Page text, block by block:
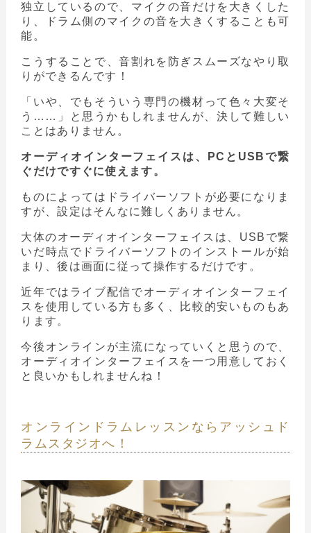
独立しているので、マイクの音だけを大きくした
り、ドラム側のマイクの音を大きくすることも可
能。
こうすることで、音割れを防ぎスムーズなやり取
りができるんです！
「いや、でもそういう専門の機材って色々大変そ
う……」と思うかもしれませんが、決して難しい
ことはありません。
オーディオインターフェイスは、PCとUSBで繋
ぐだけですぐに使えます。
ものによってはドライバーソフトが必要になりま
すが、設定はそんなに難しくありません。
大体のオーディオインターフェイスは、USBで繋
いだ時点でドライバーソフトのインストールが始
まり、後は画面に従って操作するだけです。
近年ではライブ配信でオーディオインターフェイ
スを使用している方も多く、比較的安いものもあ
ります。
今後オンラインが主流になっていくと思うので、
オーディオインターフェイスを一つ用意しておく
と良いかもしれませんね！
オンラインドラムレッスンならアッシュド
ラムスタジオへ！